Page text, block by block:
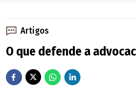
Artigos
O que defende a